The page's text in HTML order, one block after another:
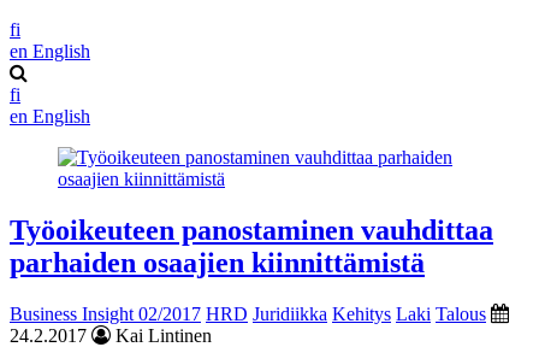
fi
en English
fi
en English
Työoikeuteen panostaminen vauhdittaa
parhaiden osaajien kiinnittämistä
Business Insight 02/2017 HRD Juridiikka Kehitys Laki Talous
24.2.2017
Kai Lintinen